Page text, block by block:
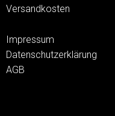
Versandkosten
Impressum
Datenschutzerklärung
AGB